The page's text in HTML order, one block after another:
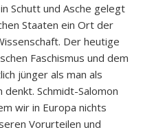
Schutt und Asche gelegt
Staaten ein Ort der
Der heutige
Faschismus und dem
jünger als man als
Schmidt-Salomon
wir in Europa nichts
Vorurteilen und